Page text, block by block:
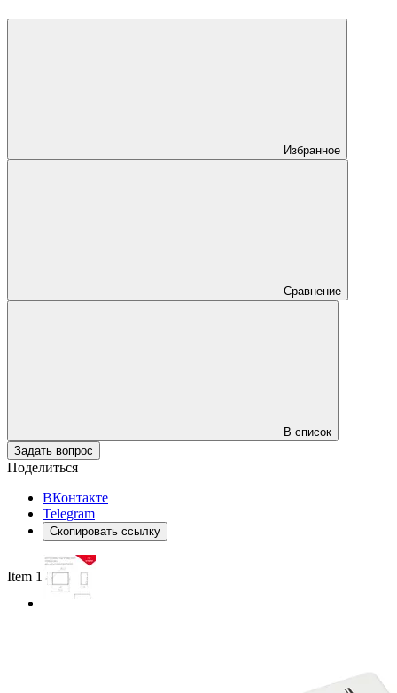
Избранное
Сравнение
В список
Задать вопрос
Поделиться
ВКонтакте
Telegram
Скопировать ссылку
Item 1 of 3